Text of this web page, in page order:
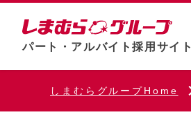
パート・アルバイト採用サイト
しまむらグループHome